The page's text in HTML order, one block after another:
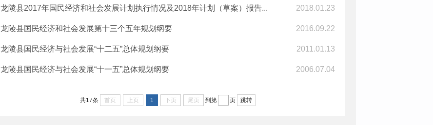
龙陵县2017年国民经济和社会发展计划执行情况及2018年计划（草案）报告... 2018.01.23
龙陵县国民经济和社会发展第十三个五年规划纲要 2016.09.22
龙陵县国民经济与社会发展“十二五”总体规划纲要 2011.01.13
龙陵县国民经济与社会发展“十一五”总体规划纲要 2006.07.04
共17条 首页 上页 1 下页 尾页 到第 页 跳转